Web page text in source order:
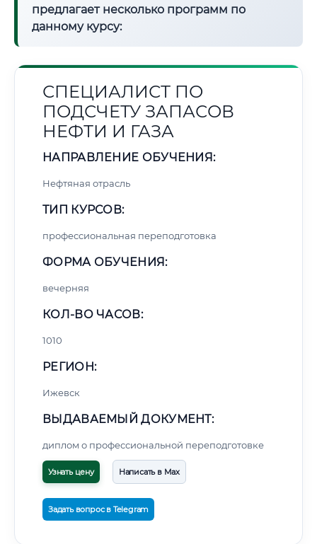
предлагает несколько программ по
данному курсу:
СПЕЦИАЛИСТ ПО
ПОДСЧЕТУ ЗАПАСОВ
НЕФТИ И ГАЗА
НАПРАВЛЕНИЕ ОБУЧЕНИЯ:
Нефтяная отрасль
ТИП КУРСОВ:
профессиональная переподготовка
ФОРМА ОБУЧЕНИЯ:
вечерняя
КОЛ-ВО ЧАСОВ:
1010
РЕГИОН:
Ижевск
ВЫДАВАЕМЫЙ ДОКУМЕНТ:
диплом о профессиональной переподготовке
Узнать цену Написать в Max
Задать вопрос в Telegram